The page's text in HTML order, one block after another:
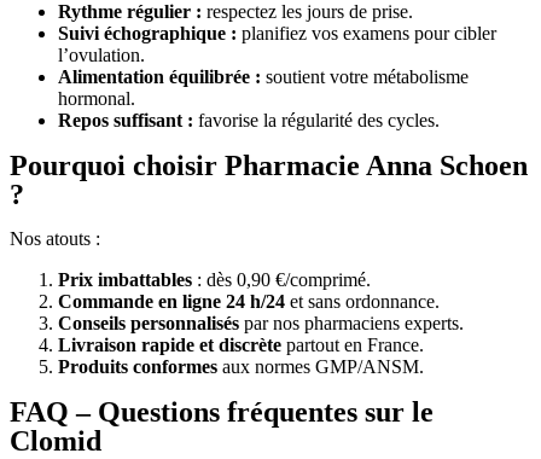
Rythme régulier : respectez les jours de prise.
Suivi échographique : planifiez vos examens pour cibler
l’ovulation.
Alimentation équilibrée : soutient votre métabolisme
hormonal.
Repos suffisant : favorise la régularité des cycles.
Pourquoi choisir Pharmacie Anna Schoen
?
Nos atouts :
Prix imbattables : dès 0,90 €/comprimé.
Commande en ligne 24 h/24 et sans ordonnance.
Conseils personnalisés par nos pharmaciens experts.
Livraison rapide et discrète partout en France.
Produits conformes aux normes GMP/ANSM.
FAQ – Questions fréquentes sur le
Clomid